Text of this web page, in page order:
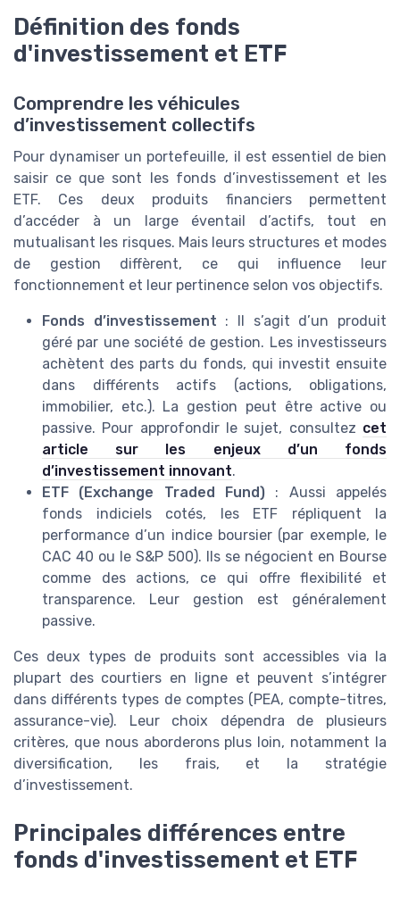
Définition des fonds
d'investissement et ETF
Comprendre les véhicules
d’investissement collectifs
Pour dynamiser un portefeuille, il est essentiel de bien
saisir ce que sont les fonds d’investissement et les
ETF. Ces deux produits financiers permettent
d’accéder à un large éventail d’actifs, tout en
mutualisant les risques. Mais leurs structures et modes
de gestion diffèrent, ce qui influence leur
fonctionnement et leur pertinence selon vos objectifs.
Fonds d’investissement : Il s’agit d’un produit
géré par une société de gestion. Les investisseurs
achètent des parts du fonds, qui investit ensuite
dans différents actifs (actions, obligations,
immobilier, etc.). La gestion peut être active ou
passive. Pour approfondir le sujet, consultez cet
article sur les enjeux d’un fonds
d’investissement innovant.
ETF (Exchange Traded Fund) : Aussi appelés
fonds indiciels cotés, les ETF répliquent la
performance d’un indice boursier (par exemple, le
CAC 40 ou le S&P 500). Ils se négocient en Bourse
comme des actions, ce qui offre flexibilité et
transparence. Leur gestion est généralement
passive.
Ces deux types de produits sont accessibles via la
plupart des courtiers en ligne et peuvent s’intégrer
dans différents types de comptes (PEA, compte-titres,
assurance-vie). Leur choix dépendra de plusieurs
critères, que nous aborderons plus loin, notamment la
diversification, les frais, et la stratégie
d’investissement.
Principales différences entre
fonds d'investissement et ETF